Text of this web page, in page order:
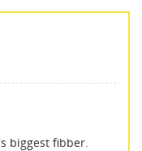
biggest fibber.